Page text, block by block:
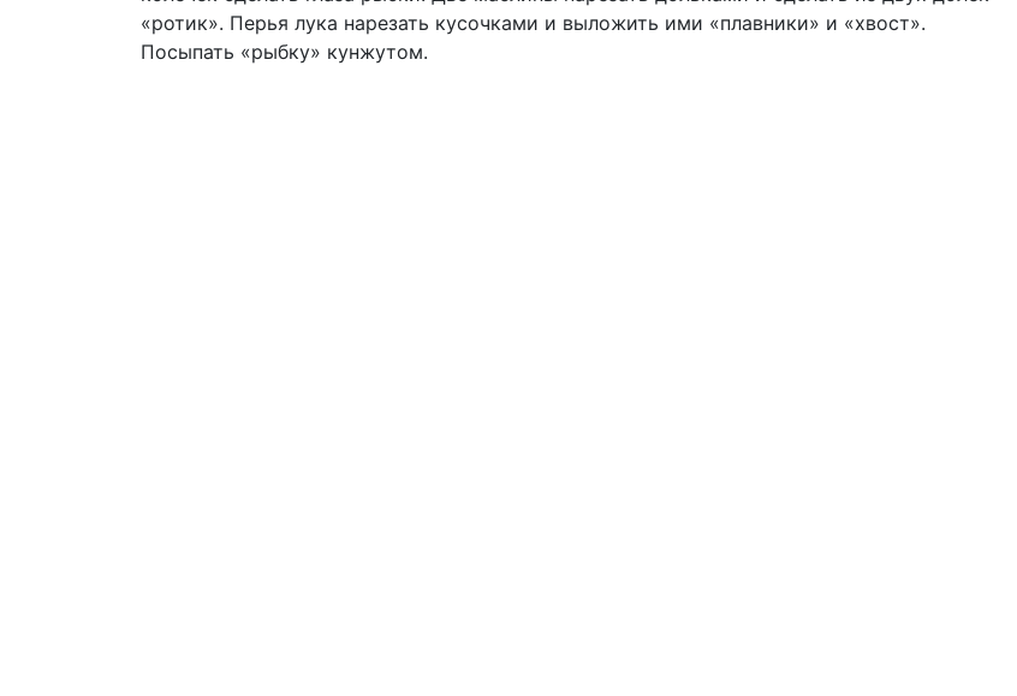
«ротик». Перья лука нарезать кусочками и выложить ими «плавники» и «хвост».
Посыпать «рыбку» кунжутом.